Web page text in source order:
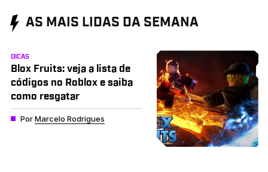
AS MAIS LIDAS DA SEMANA
DICAS
Blox Fruits: veja a lista de
códigos no Roblox e saiba
como resgatar
PorMarcelo Rodrigues